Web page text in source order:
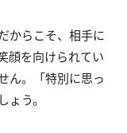
からこそ、相手に
顔を向けられてい
ん。「特別に思っ
う。